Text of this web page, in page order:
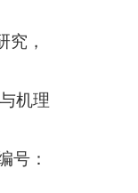
究，
机理
号：